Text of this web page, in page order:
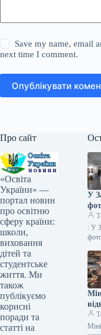
Save my name, email
next time I comment.
Опублікувати
Про сайт
«Освіта
України» —
портал новин
про освітню
сферу країни:
школи,
виховання
дітей та
студентське
життя. Ми
також
публікуємо
корисні
поради та
статті на
У
що
: У